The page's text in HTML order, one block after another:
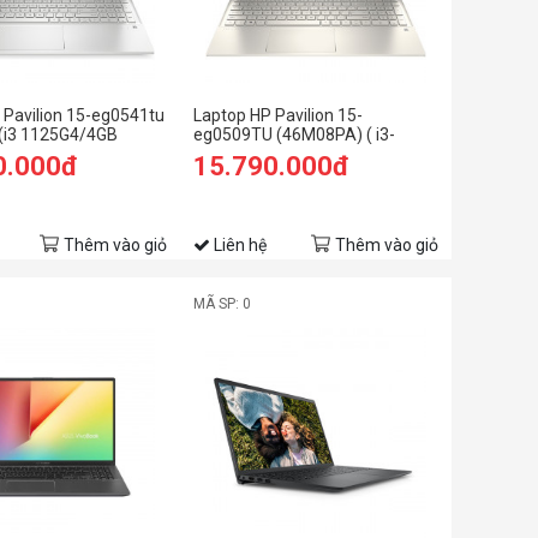
Pavilion 15-eg0541tu
1125G4/4GB
SSD/15.6" FHD/Win
Thêm vào giỏ
Laptop HP Pavilion 15-
eg0509TU (46M08PA) ( i3-
1125G4/4GB RAM/512GB
SSD/15.6 FHD/Win11/Vàng)
15.790.000đ
Liên hệ Thêm vào giỏ
MÃ SP: 0